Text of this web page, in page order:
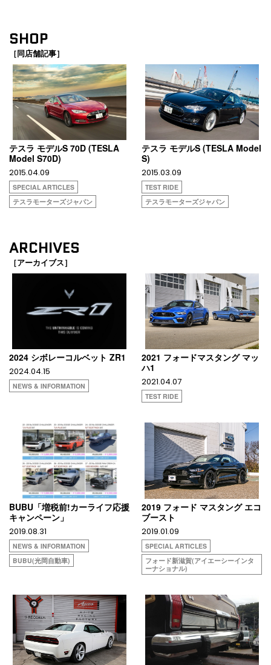
SHOP
［同店舗記事］
テスラ モデルS 70D (TESLA
Model S70D)
2015.04.09
SPECIAL ARTICLES
テスラモーターズジャパン
テスラ モデルS (TESLA Model
S)
2015.03.09
TEST RIDE
テスラモーターズジャパン
ARCHIVES
［アーカイブス］
2024 シボレーコルベット ZR1
2024.04.15
NEWS & INFORMATION
2021 フォードマスタング マッ
ハ1
2021.04.07
TEST RIDE
BUBU「増税前!カーライフ応援
キャンペーン」
2019.08.31
NEWS & INFORMATION
BUBU(光岡自動車)
2019 フォード マスタング エコ
ブースト
2019.01.09
SPECIAL ARTICLES
フォード新滋賀(アイエーシーインタ
ーナショナル)